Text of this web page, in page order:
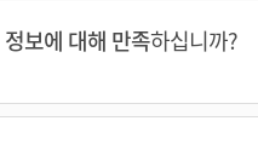
정보에 대해 만족하십니까?